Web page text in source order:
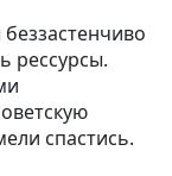
рессурсы.
спастись.